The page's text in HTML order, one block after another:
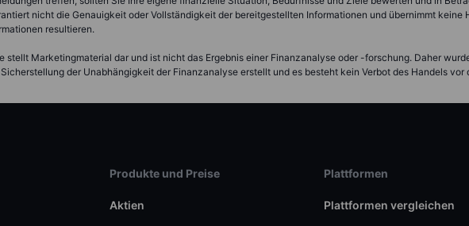
nicht die Genauigkeit oder Vollständigkeit der bereitgestellten Informationen und übernimmt keine
resultieren.
stellt Marketingmaterial dar und ist nicht das Ergebnis einer Finanzanalyse oder -forschung. Daher
der Unabhängigkeit der Finanzanalyse erstellt und es besteht kein Verbot des Handels vor
Produkte und Preise
Aktien
Plattformen
Plattformen vergleichen